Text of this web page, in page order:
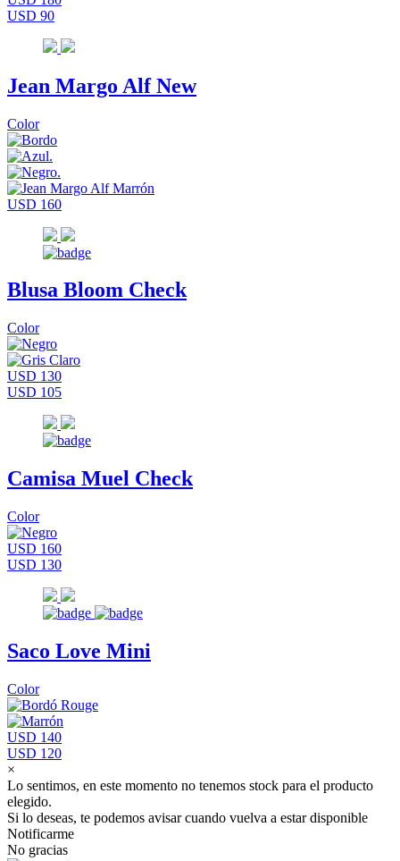
USD 90
Jean Margo Alf New
Color
USD 160
Blusa Bloom Check
Color
USD 130
USD 105
Camisa Muel Check
Color
USD 160
USD 130
Saco Love Mini
Color
USD 140
USD 120
×
Lo sentimos, en este momento no tenemos stock para el producto
elegido.
Si lo deseas, te podemos avisar cuando vuelva a estar disponible
Notificarme
No gracias